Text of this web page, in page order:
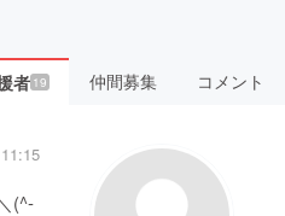
者 19 仲間募集 コメント
(^-